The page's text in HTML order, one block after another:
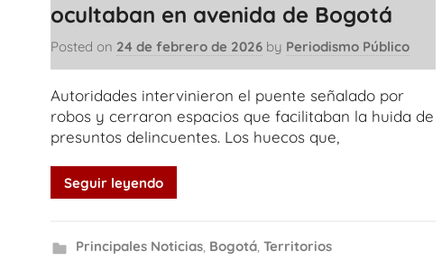
ocultaban en avenida de Bogotá
Posted on 24 de febrero de 2026 by Periodismo Público
Autoridades intervinieron el puente señalado por
robos y cerraron espacios que facilitaban la huida de
presuntos delincuentes. Los huecos que,
Seguir leyendo
Principales Noticias, Bogotá, Territorios